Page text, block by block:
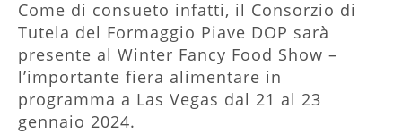
Come di consueto infatti, il Consorzio di
Tutela del Formaggio Piave DOP sarà
presente al Winter Fancy Food Show –
l’importante fiera alimentare in
programma a Las Vegas dal 21 al 23
gennaio 2024.